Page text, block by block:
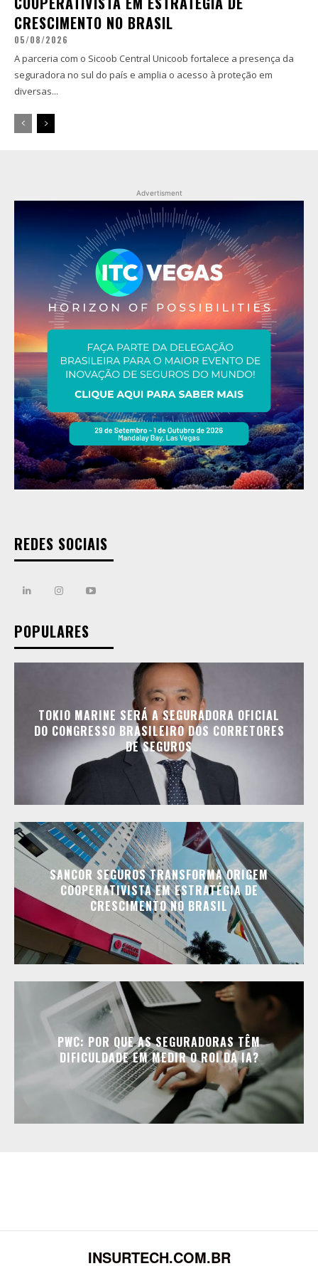
CRESCIMENTO NO BRASIL
05/08/2026
A parceria com o Sicoob Central Unicoob fortalece a presença da
seguradora no sul do país e amplia o acesso à proteção em
diversas...
Advertisment
REDES SOCIAIS
POPULARES
TOKIO MARINE SERÁ A SEGURADORA OFICIAL
DO CONGRESSO BRASILEIRO DOS CORRETORES
DE SEGUROS
SANCOR SEGUROS TRANSFORMA ORIGEM
COOPERATIVISTA EM ESTRATÉGIA DE
CRESCIMENTO NO BRASIL
PWC: POR QUE AS SEGURADORAS TÊM
DIFICULDADE EM MEDIR O ROI DA IA?
INSURTECH.COM.BR